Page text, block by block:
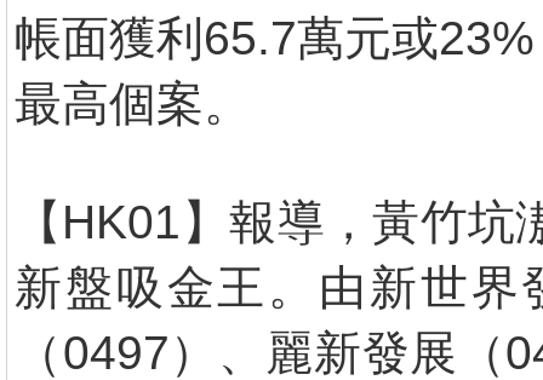
帳面獲利65.7萬元或
最高個案。
【HK01】報導，黃竹
新盤吸金王。由新世界
（0497）、麗新發展